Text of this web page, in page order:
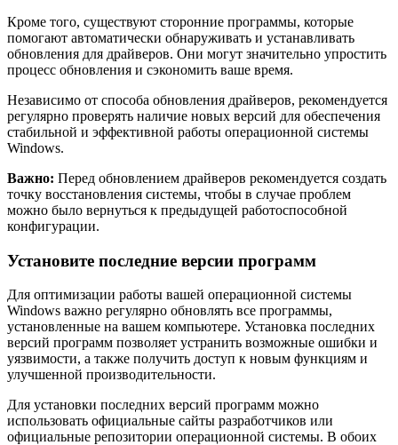
Кроме того, существуют сторонние программы, которые
помогают автоматически обнаруживать и устанавливать
обновления для драйверов. Они могут значительно упростить
процесс обновления и сэкономить ваше время.
Независимо от способа обновления драйверов, рекомендуется
регулярно проверять наличие новых версий для обеспечения
стабильной и эффективной работы операционной системы
Windows.
Важно: Перед обновлением драйверов рекомендуется создать
точку восстановления системы, чтобы в случае проблем
можно было вернуться к предыдущей работоспособной
конфигурации.
Установите последние версии программ
Для оптимизации работы вашей операционной системы
Windows важно регулярно обновлять все программы,
установленные на вашем компьютере. Установка последних
версий программ позволяет устранить возможные ошибки и
уязвимости, а также получить доступ к новым функциям и
улучшенной производительности.
Для установки последних версий программ можно
использовать официальные сайты разработчиков или
официальные репозитории операционной системы. В обоих